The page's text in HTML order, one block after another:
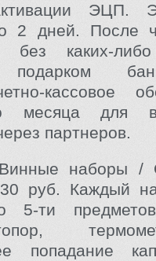
ЭЦП.
2 дней. После
без каких-либо
подарком
кассовое
месяца для
партнеров.
Винные наборы
руб. Каждый
ти
попадание